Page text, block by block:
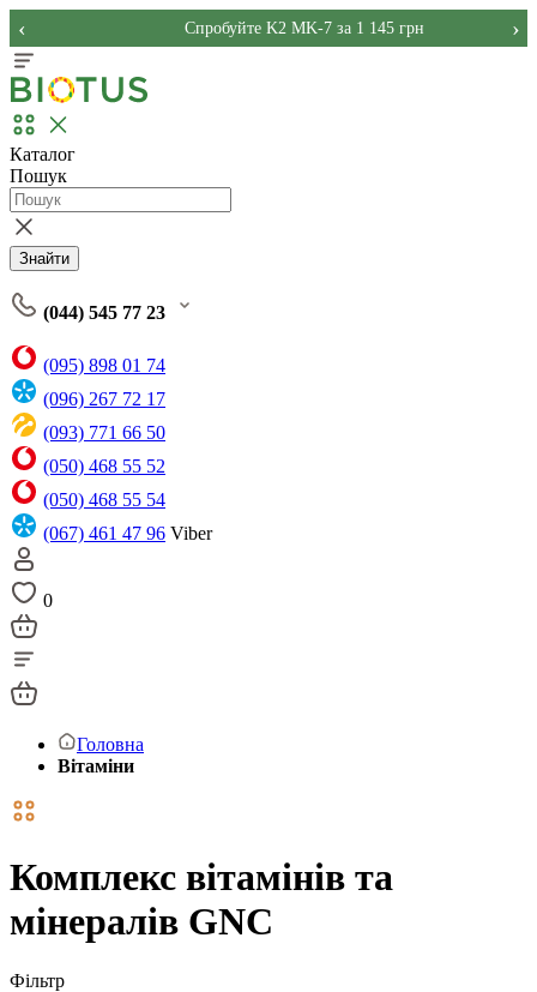
Спробуйте K2 MK-7 за 1 145 грн
‹ ›
Каталог
Пошук
Знайти
(044) 545 77 23
(095) 898 01 74
(096) 267 72 17
(093) 771 66 50
(050) 468 55 52
(050) 468 55 54
(067) 461 47 96 Viber
0
Головна
Вітаміни
Комплекс вітамінів та
мінералів GNC
Фільтр